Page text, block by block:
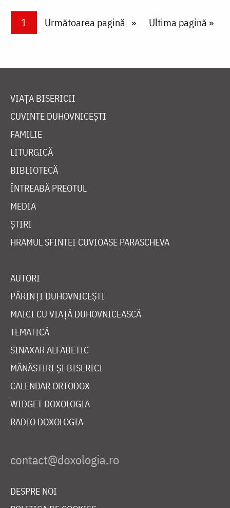
PaginareCurrent page
1 Next page
Următoarea pagină Last page
Ultima pagină »
VIAȚA BISERICII
CUVINTE DUHOVNICEȘTI
FAMILIE
LITURGICĂ
BIBLIOTECĂ
ÎNTREABĂ PREOTUL
MEDIA
ȘTIRI
HRAMUL SFINTEI CUVIOASE PARASCHEVA
AUTORI
PĂRINȚI DUHOVNICEȘTI
MAICI CU VIAȚĂ DUHOVNICEASCĂ
TEMATICĂ
SINAXAR ALFABETIC
MĂNĂSTIRI ȘI BISERICI
CALENDAR ORTODOX
WIDGET DOXOLOGIA
RADIO DOXOLOGIA
DESPRE NOI